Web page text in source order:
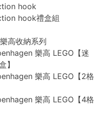
hook
hook禮盒組
高收納系列
樂高 LEGO【迷
】
樂高 LEGO【2格
樂高 LEGO【4格